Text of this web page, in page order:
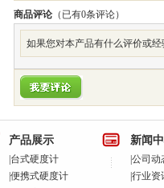
商品评论 （已有0条评论）
如果您对本产品有什么评价或经
产品展示
台式硬度计
便携式硬度计
新闻
公司动
行业资